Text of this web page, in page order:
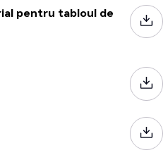
pentru tabloul de